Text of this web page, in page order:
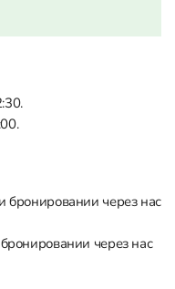
бронировании через нас
через нас